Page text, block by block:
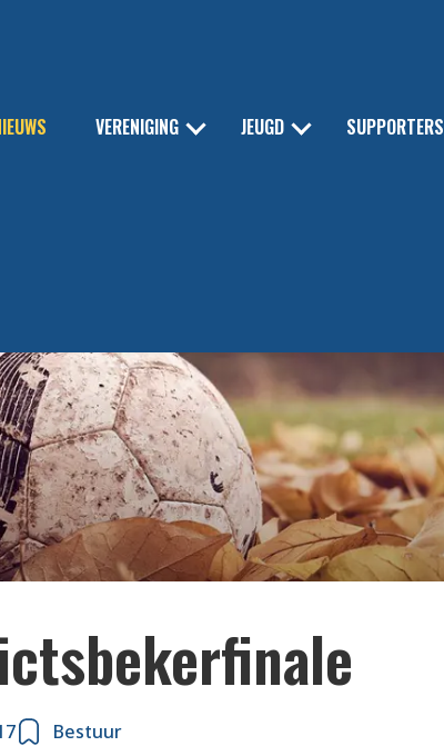
VERENIGING JEUGD SUPPORTERS
Bestuur